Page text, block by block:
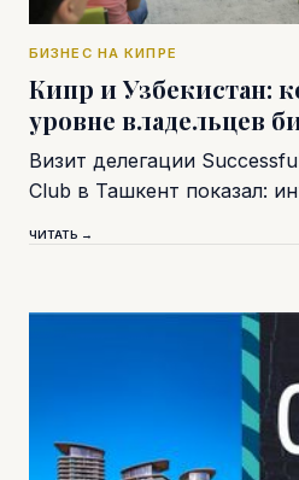
БИЗНЕС НА КИПРЕ
Кипр и Узбекистан:
уровне владельцев
Визит делегации
Club в Ташкент показал:
ЧИТАТЬ →